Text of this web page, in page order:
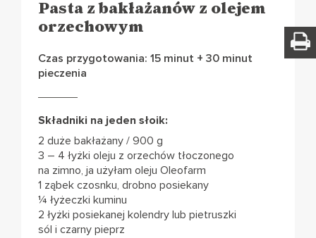
Pasta z bakłażanów z olejem
orzechowym
Czas przygotowania: 15 minut + 30 minut
pieczenia
Składniki na jeden słoik:
2 duże bakłażany / 900 g
3 – 4 łyżki oleju z orzechów tłoczonego
na zimno, ja użyłam oleju Oleofarm
1 ząbek czosnku, drobno posiekany
¼ łyżeczki kuminu
2 łyżki posiekanej kolendry lub pietruszki
sól i czarny pieprz